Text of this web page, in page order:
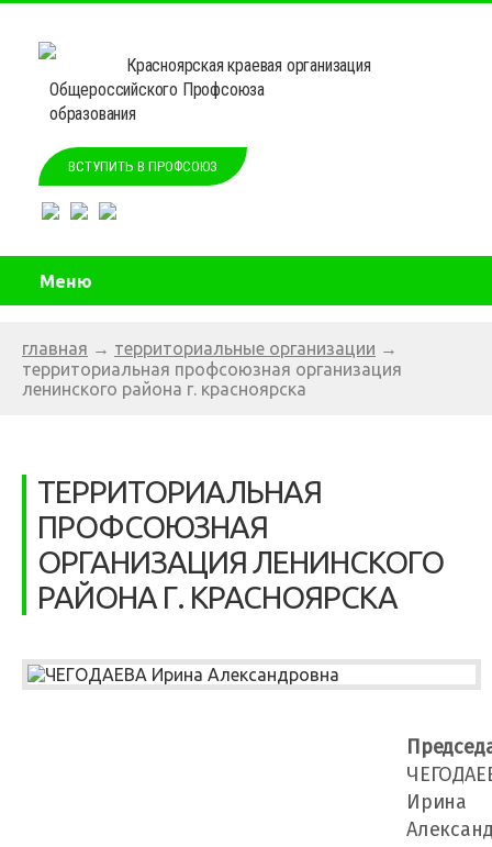
Красноярская краевая организация
Общероссийского Профсоюза
образования
ВСТУПИТЬ В ПРОФСОЮЗ
Меню
главная → территориальные организации →
территориальная профсоюзная организация
ленинского района г. красноярска
ТЕРРИТОРИАЛЬНАЯ
ПРОФСОЮЗНАЯ
ОРГАНИЗАЦИЯ ЛЕНИНСКОГО
РАЙОНА Г. КРАСНОЯРСКА
Ирина